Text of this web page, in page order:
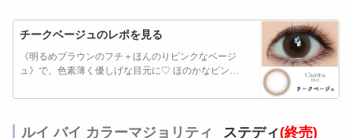
チークベージュのレポを見る
《明るめブラウンのフチ＋ほんのりピンクなベージ
ュ》で、色素薄く優しげな目元に♡ ほのかなピン…
ルイ バイ カラーマジョリティ ステディ(終売)